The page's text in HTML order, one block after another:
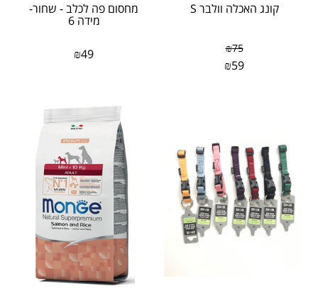
קונג האכלה וולבר S
₪75
₪59
מחסום פה לכלב - שחור-
מידה 6
₪49